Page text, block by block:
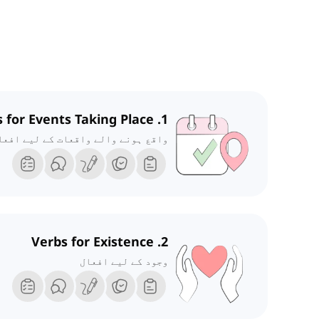
1. Verbs for Events Taking Place
واقع ہونے والے واقعات کے لیے
2. Verbs for Existence
وجود کے لیے افعال